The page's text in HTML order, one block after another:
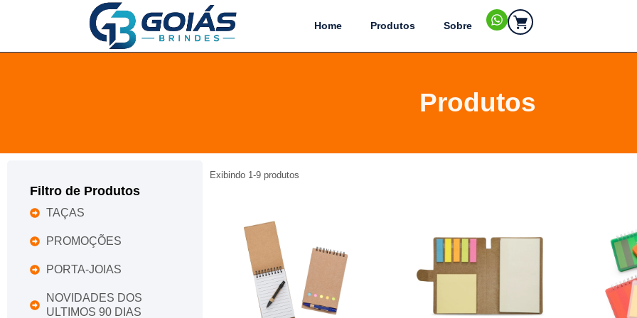
Home Produtos Sobre
Produtos
Filtro de Produtos
TAÇAS
PROMOÇÕES
PORTA-JOIAS
NOVIDADES DOS
ULTIMOS 90 DIAS
Exibindo 1-9produtos